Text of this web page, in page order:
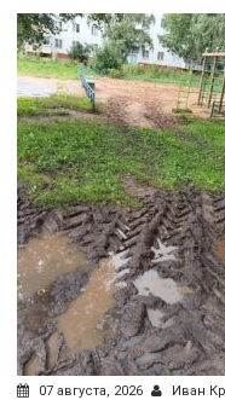
07 августа, 2026 Иван